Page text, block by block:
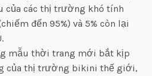
của các thị trường khó tính
đến 95%) và 5% còn lại
mẫu thời trang mới bắt kịp
của thị trường bikini thế giới,